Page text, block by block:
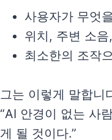
사용자가 무엇
위치, 주변 소
최소한의 조작
그는 이렇게 말합니
“AI 안경이 없는 사
게 될 것이다.”